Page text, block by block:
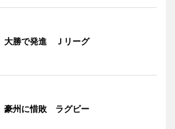
大勝で発進 Ｊリーグ
豪州に惜敗 ラグビー